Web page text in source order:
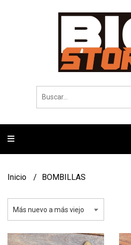
Inicio BOMBILLAS